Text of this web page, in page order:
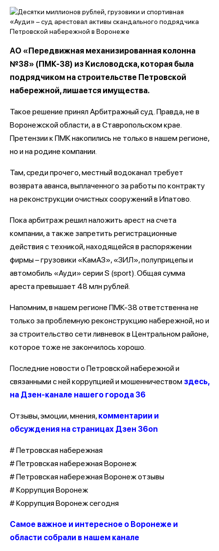
АО «Передвижная механизированная колонна
№38» (ПМК-38) из Кисловодска, которая была
подрядчиком на строительстве Петровской
набережной, лишается имущества.
Такое решение принял Арбитражный суд. Правда, не в
Воронежской области, а в Ставропольском крае.
Претензии к ПМК накопились не только в нашем регионе,
но и на родине компании.
Там, среди прочего, местный водоканал требует
возврата аванса, выплаченного за работы по контракту
на реконструкции очистных сооружений в Ипатово.
Пока арбитраж решил наложить арест на счета
компании, а также запретить регистрационные
действия с техникой, находящейся в распоряжении
фирмы – грузовики «КамАЗ», «ЗИЛ», полуприцепы и
автомобиль «Ауди» серии S (sport). Общая сумма
ареста превышает 48 млн рублей.
Напомним, в нашем регионе ПМК-38 ответственна не
только за проблемную реконструкцию набережной, но и
за строительство сети ливневок в Центральном районе,
которое тоже не закончилось хорошо.
Последние новости о Петровской набережной и
связанными с ней коррупцией и мошенничеством здесь,
на Дзен-канале нашего города 36
Отзывы, эмоции, мнения, комментарии и
обсуждения на страницах Дзен 36on
# Петровская набережная
# Петровская набережная Воронеж
# Петровская набережная Воронеж отзывы
# Коррупция Воронеж
# Коррупция Воронеж сегодня
Самое важное и интересное о Воронеже и
области собрали в нашем канале